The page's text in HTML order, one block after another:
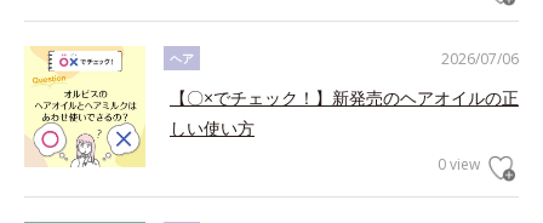
2026/07/06
ヘア
【〇×でチェック！】新発売のヘアオイルの正
しい使い方
0 view